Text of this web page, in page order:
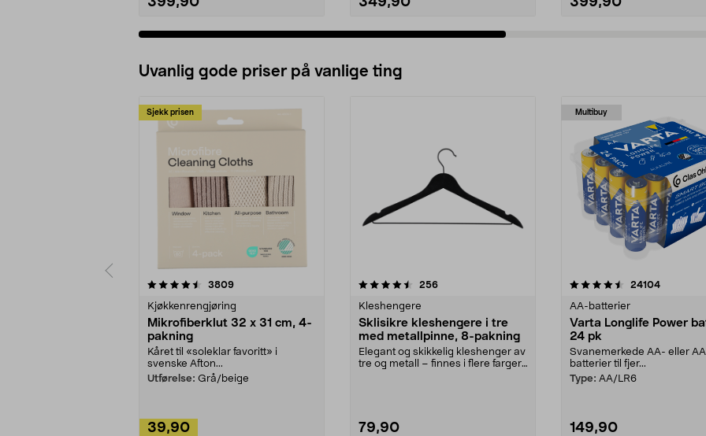
Uvanlig gode priser på vanlige ting
Sjekk prisen
3809anmeldelser
Kjøkkenrengjøring
Mikrofiberklut 32 x 31 cm, 4-
pakning
Kåret til «soleklar favoritt» i
svenske Afton...
Utførelse: Grå/beige
39,90
4.5av 5 stjerner 256anmeldelser
Kleshengere
Sklisikre kleshengere i tre
med metallpinne, 8-pakning
Elegant og skikkelig kleshenger av
tre og metall – finnes i flere farger.
79,90
Multibuy
4.5av 5 stjerner 24104
AA-batterier
Varta Longlife Power
24 pk
Svanemerkede AA- eller
batterier til fjer...
Type: AA/LR6
149,90
4.5av 5 stjerner